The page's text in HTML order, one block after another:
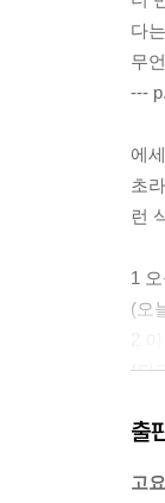
다
무
---
에
초
런
1
(오
(되
(간
(갑
출
고